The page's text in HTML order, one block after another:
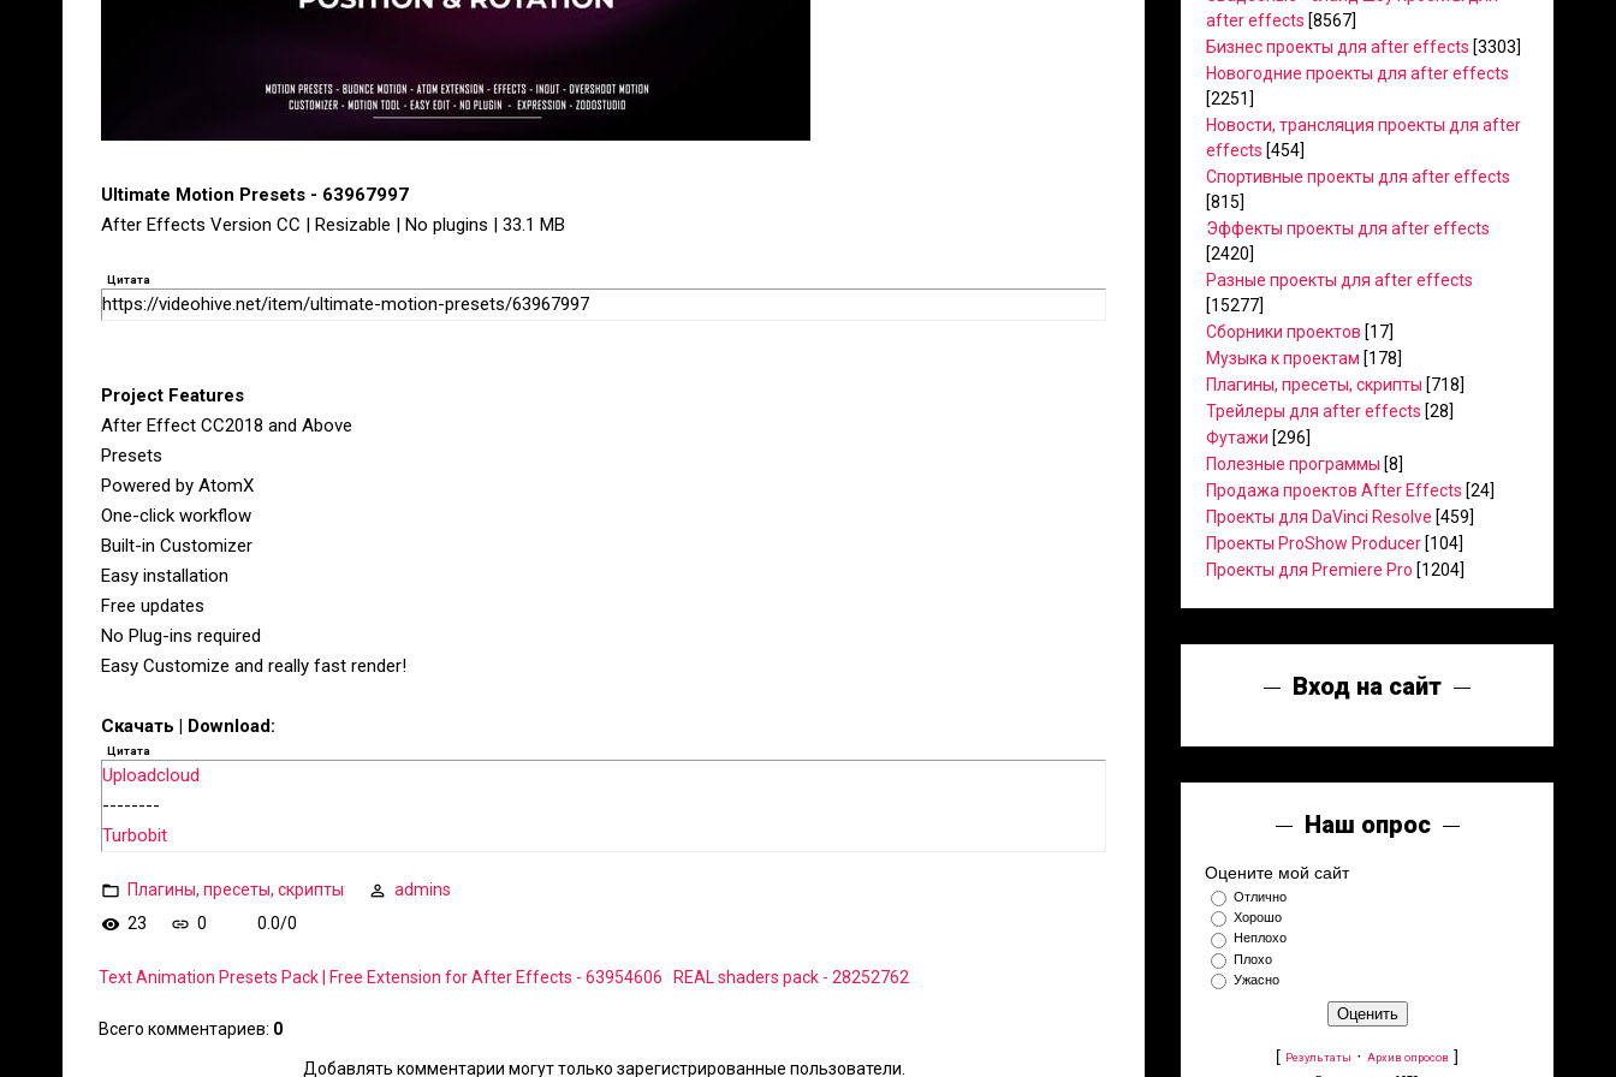
Ultimate Motion Presets - 63967997
After Effects Version CC | Resizable | No plugins | 33.1 MB
Цитата
https://videohive.net/item/ultimate-motion-presets/63967997
Project Features
After Effect CC2018 and Above
Presets
Powered by AtomX
One-click workflow
Built-in Customizer
Easy installation
Free updates
No Plug-ins required
Easy Customize and really fast render!
Скачать | Download:
Цитата
Uploadcloud
--------
Turbobit
Плагины, пресеты, скрипты
admins
23
0 0.0/0
Text Animation Presets Pack | Free Extension for After Effects - 63954606 REAL shaders pack - 28252762
Всего комментариев: 0
Добавлять комментарии могут только зарегистрированные пользователи.
after effects [8567]
Бизнес проекты для after effects [3303]
Новогодние проекты для after effects
[2251]
Новости, трансляция проекты для after
effects [454]
Спортивные проекты для after effects
[815]
Эффекты проекты для after effects
[2420]
Разные проекты для after effects
[15277]
Сборники проектов [17]
Музыка к проектам [178]
Плагины, пресеты, скрипты [718]
Трейлеры для after effects [28]
Футажи [296]
Полезные программы [8]
Продажа проектов After Effects [24]
Проекты для DaVinci Resolve [459]
Проекты ProShow Producer [104]
Проекты для Premiere Pro [1204]
Вход на сайт
Наш опрос
Оцените мой сайт
Отлично
Хорошо
Неплохо
Плохо
Ужасно
[ Результаты · Архив опросов ]